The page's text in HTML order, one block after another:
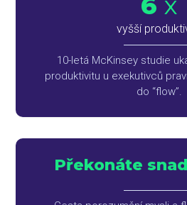
vyšší
10-letá McKinsey studie
produktivitu u exekutivců
do “flow”.
Překonáte